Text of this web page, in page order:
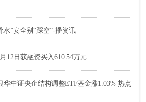
水”安全别“踩空”-播资讯
12日获融资买入610.54万元
华中证央企结构调整ETF基金涨1.03% 热点